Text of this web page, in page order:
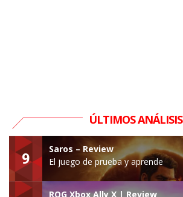
ÚLTIMOS ANÁLISIS
9
Saros – Review
El juego de prueba y aprende
ROG Xbox Ally X | Review